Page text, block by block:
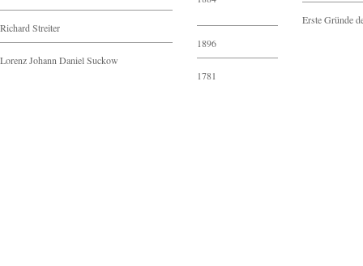
Richard Streiter
Lorenz Johann Daniel Suckow
1896
1781
Erste Gründe